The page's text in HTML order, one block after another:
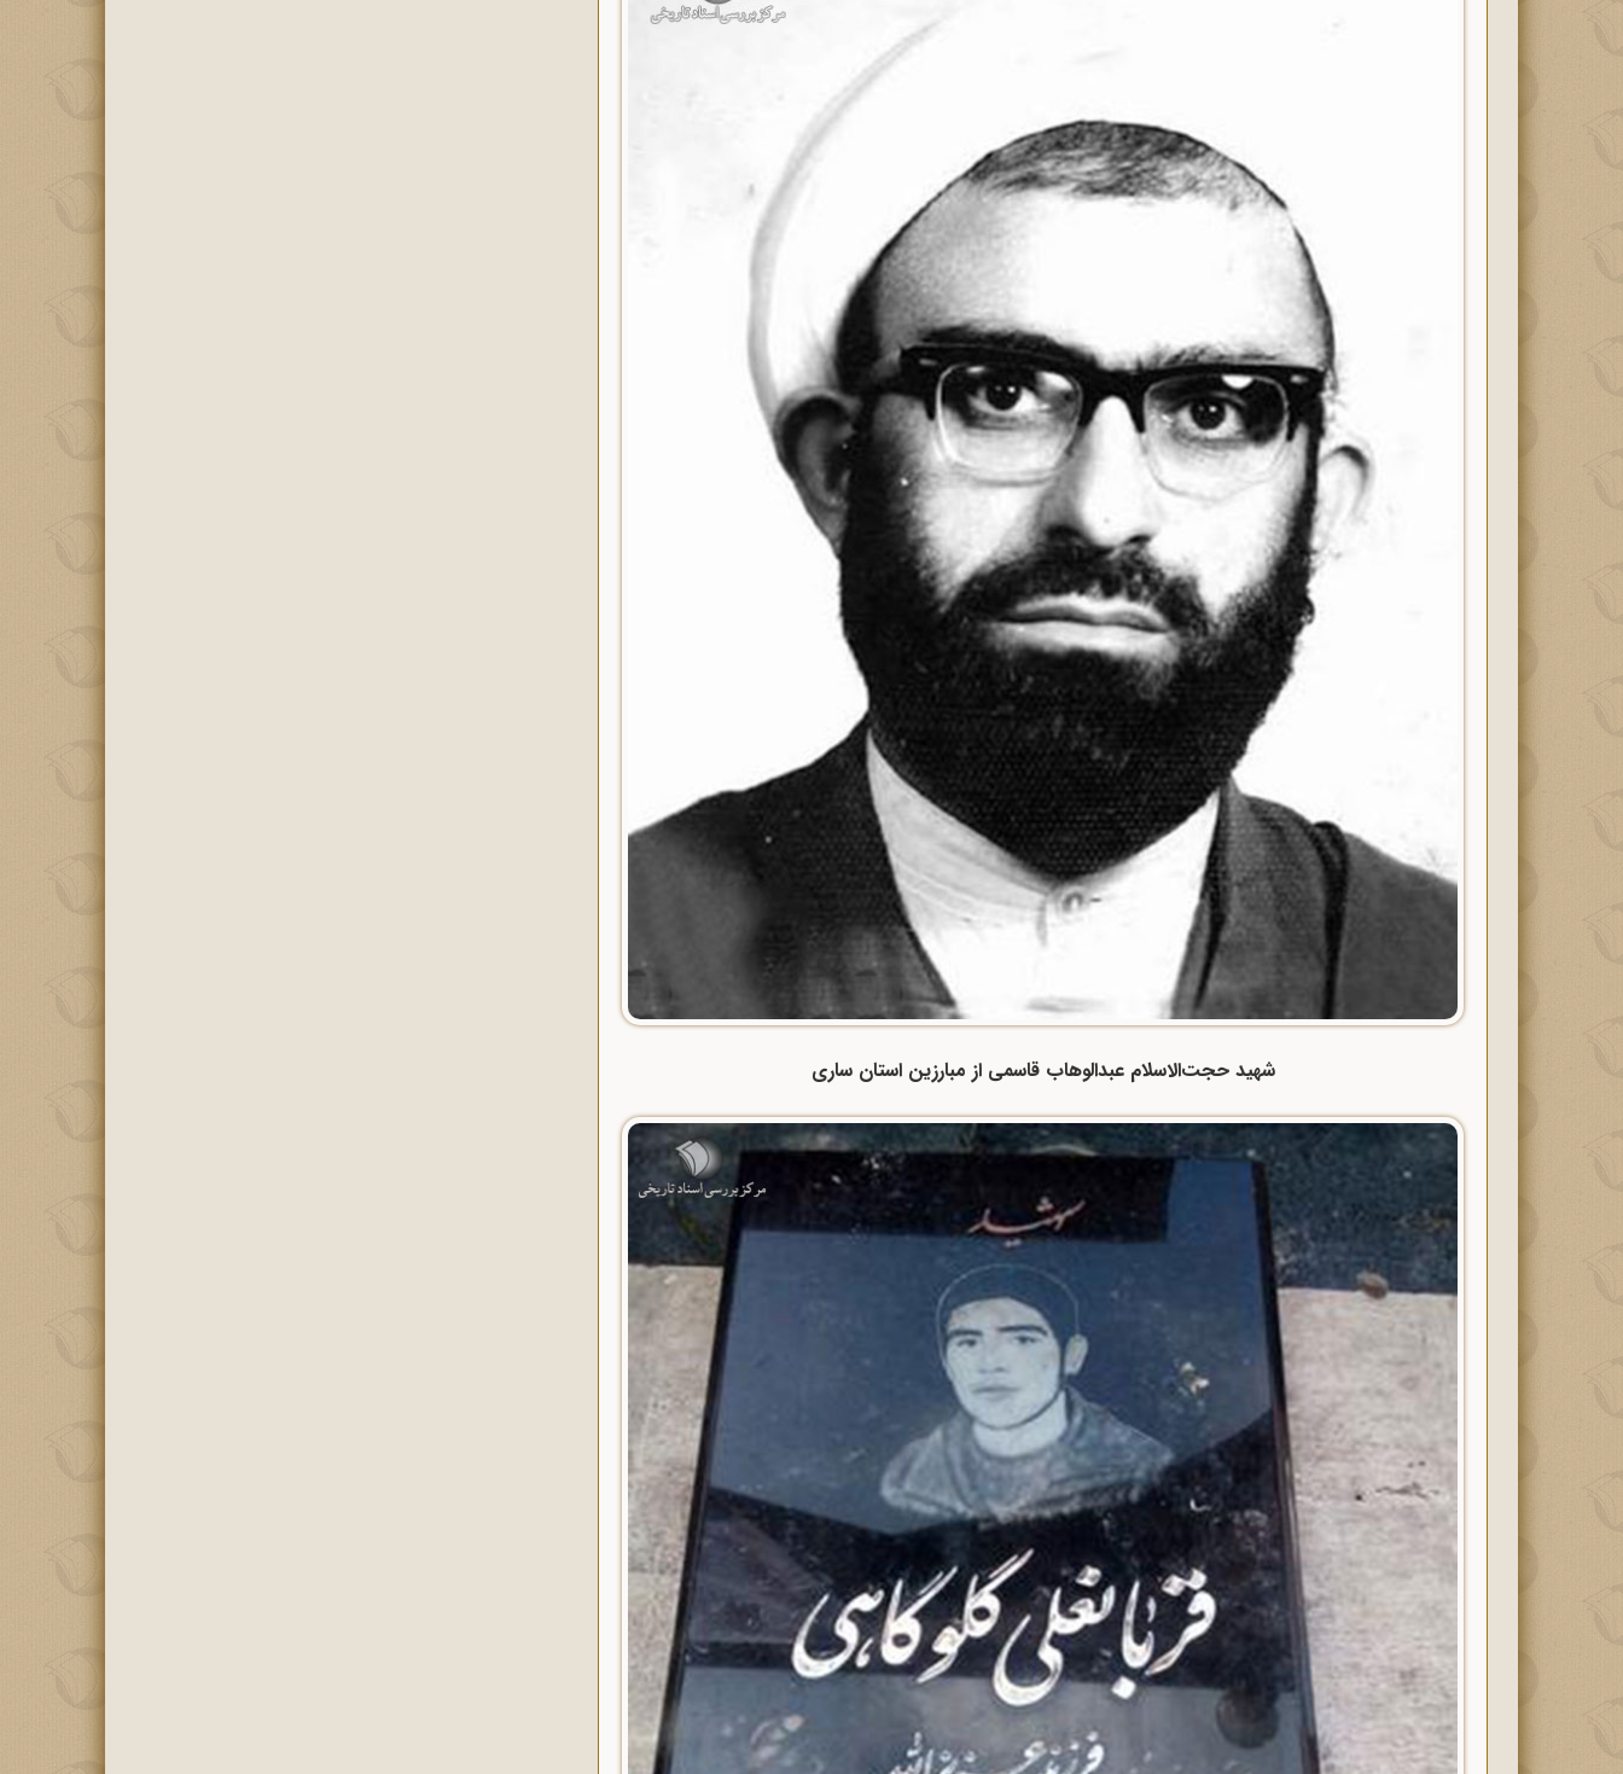
شهید حجت‌الاسلام عبدالوهاب قاسمی از مبارزین استان ساری